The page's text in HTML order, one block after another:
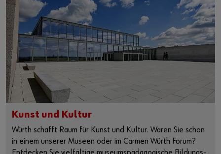
Kunst und Kultur
Würth schafft Raum für Kunst und Kultur. Waren Sie schon
in einem unserer Museen oder im Carmen Würth Forum?